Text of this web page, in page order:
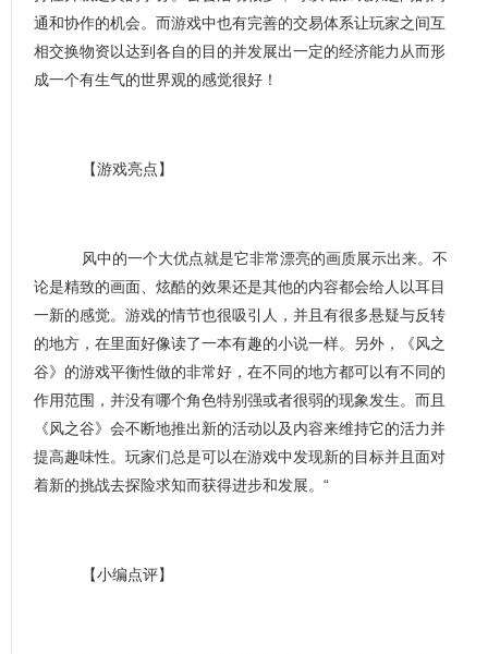
通和协作的机会。而游戏中也有完善的交易体系让玩家之间互
相交换物资以达到各自的目的并发展出一定的经济能力从而形
成一个有生气的世界观的感觉很好！
【游戏亮点】
风中的一个大优点就是它非常漂亮的画质展示出来。不
论是精致的画面、炫酷的效果还是其他的内容都会给人以耳目
一新的感觉。游戏的情节也很吸引人，并且有很多悬疑与反转
的地方，在里面好像读了一本有趣的小说一样。另外，《风之
谷》的游戏平衡性做的非常好，在不同的地方都可以有不同的
作用范围，并没有哪个角色特别强或者很弱的现象发生。而且
《风之谷》会不断地推出新的活动以及内容来维持它的活力并
提高趣味性。玩家们总是可以在游戏中发现新的目标并且面对
着新的挑战去探险求知而获得进步和发展。“
【小编点评】